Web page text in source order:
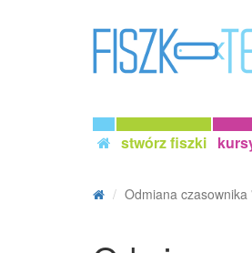
stwórz fiszki
Odmiana